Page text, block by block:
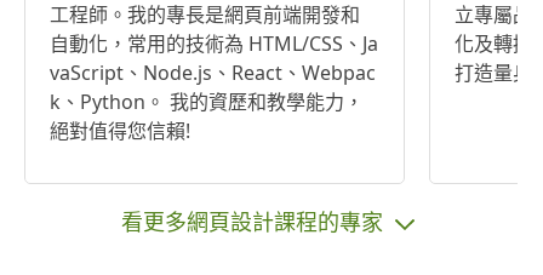
工程師。我的專長是網頁前端開發和
自動化，常用的技術為 HTML/CSS、Ja
vaScript、Node.js、React、Webpac
k、Python。 我的資歷和教學能力，
絕對值得您信賴!
立專屬品
化及轉換
打造量身
看更多網頁設計課程的專家